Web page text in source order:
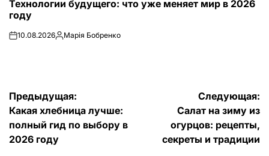
В
Технологии будущего: что уже меняет мир в 2026
году
on10.08.2026Запись
Марія Бобренко
Навигация
по
записям
Предыдущая:
Какая хлебница лучше:
полный гид по выбору в
2026 году
Следующая:
Салат на зиму из
огурцов: рецепты,
секреты и традиции